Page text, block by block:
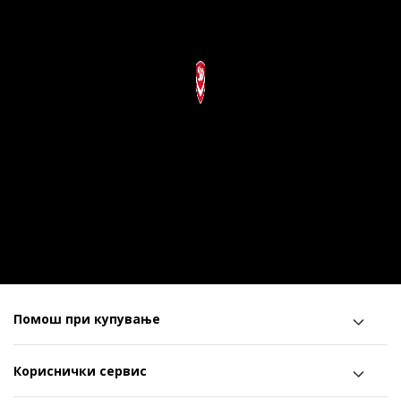
Помош при купување
Кориснички сервис